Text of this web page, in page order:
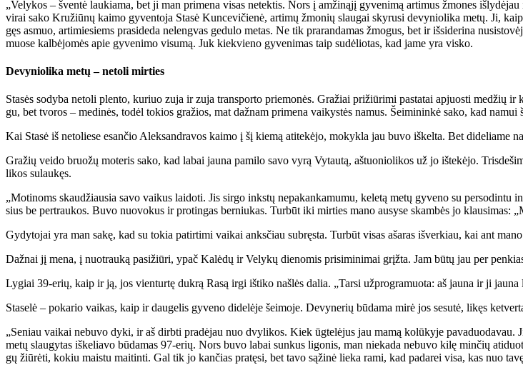
„Ve­ly­kos – šven­tė lau­kia­ma, bet ji man pri­me­na vi­sas ne­tek­tis. Nors į am­ži­ną­jį gy­ve­ni­mą ar­ti­mus žmo­nes
vi­rai sa­ko Kru­žiū­nų kai­mo gy­ven­to­ja Sta­sė Kun­ce­vi­čie­nė, ar­ti­mų žmo­nių slau­gai sky­ru­si de­vy­nio­li­ka me­tų. Ji,
gęs as­muo, ar­ti­mie­siems pra­si­de­da ne­leng­vas ge­du­lo me­tas. Ne tik pra­ran­da­mas žmo­gus, bet ir iš­si­de­ri­na
muo­se kal­bė­jo­mės apie gy­ve­ni­mo vi­su­mą. Juk kiek­vie­no gy­ve­ni­mas taip su­dė­lio­tas, kad ja­me yra vis­ko.
De­vy­nio­li­ka me­tų – ne­to­li mir­ties
Sta­sės so­dy­ba ne­to­li plen­to, ku­riuo zu­ja ir zu­ja trans­por­to prie­mo­nės. Gra­žiai pri­žiū­ri­mi pa­sta­tai ap­juos­ti me­džių
gu, bet tvo­ros – me­di­nės, to­dėl to­kios gra­žios, mat daž­nam pri­me­na vai­kys­tės na­mus. Šei­mi­nin­kė sa­ko, kad
Kai Sta­sė iš ne­to­lie­se esan­čio Alek­san­dra­vos kai­mo į šį kie­mą ati­te­kė­jo, mo­kyk­la jau bu­vo iš­kel­ta. Bet di­de­lia­me
Gra­žių vei­do bruo­žų mo­te­ris sa­ko, kad la­bai jau­na pa­mi­lo sa­vo vy­rą Vy­tau­tą, aš­tuo­nio­li­kos už jo iš­te­kė­jo.
li­kos su­lau­kęs.
„Mo­ti­noms skau­džiau­sia sa­vo vai­kus lai­do­ti. Jis sir­go inks­tų ne­pa­kan­ka­mu­mu, ke­le­tą me­tų gy­ve­no su
sius be per­trau­kos. Bu­vo nuo­vo­kus ir pro­tin­gas ber­niu­kas. Tur­būt iki mir­ties ma­no au­sy­se skam­bės jo
Gy­dy­to­jai yra man sa­kę, kad su to­kia pa­tir­ti­mi vai­kai anks­čiau su­bręs­ta. Tur­būt vi­sas aša­ras iš­ver­kiau, kai ant
Daž­nai jį me­na, į nuo­trau­ką pa­si­žiū­ri, ypač Ka­lė­dų ir Ve­ly­kų die­no­mis pri­si­mi­ni­mai grįž­ta. Jam bū­tų jau per
Ly­giai 39-erių, kaip ir ją, jos vien­tur­tę duk­rą Ra­są ir­gi iš­ti­ko naš­lės da­lia. „Tar­si už­prog­ra­muo­ta: aš jau­na ir ji jau­na
Sta­se­lė – po­ka­rio vai­kas, kaip ir dau­ge­lis gy­ve­no di­de­lė­je šei­mo­je. De­vy­ne­rių bū­da­ma mi­rė jos se­su­tė, li­kęs
„Se­niau vai­kai ne­bu­vo dy­ki, ir aš dirb­ti pra­dė­jau nuo dvy­li­kos. Kiek ūg­te­lė­jus jau ma­mą ko­lū­ky­je
me­tų slau­gy­tas iš­ke­lia­vo bū­da­mas 97-erių. Nors bu­vo la­bai sun­kus li­go­nis, man nie­ka­da ne­bu­vo ki­lę min­čių
gų žiū­rė­ti, ko­kiu mais­tu mai­tin­ti. Gal tik jo kan­čias pra­tę­si, bet ta­vo są­ži­nė lie­ka ra­mi, kad pa­da­rei vi­sa, kas nuo